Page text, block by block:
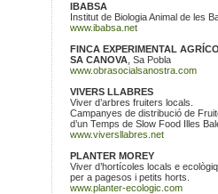
IBABSA
Institut de Biologia Animal de les
www.ibabsa.net
FINCA EXPERIMENTAL
SA CANOVA , Sa Pobla
www.obrasocialsanostra.com
VIVERS LLABRES
Viver d’arbres fruiters locals.
Campanyes de distribució de
d’un Temps de Slow Food Illes
www.viversllabres.net
PLANTER MOREY
Viver d’hortícoles locals e
per a pagesos i petits horts.
www.planter-ecologic.com